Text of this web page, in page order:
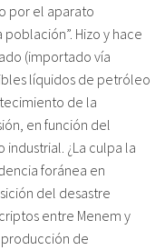
por el aparato
Hizo y hace
(importado vía
líquidos de petróleo
de la
en función del
¿La culpa la
foránea en
del desastre
entre Menem y
de